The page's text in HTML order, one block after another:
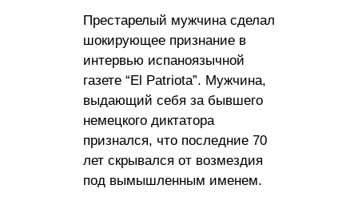
Престарелый мужчина сделал
шокирующее признание в
интервью испаноязычной
газете “El Patriota”. Мужчина,
выдающий себя за бывшего
немецкого диктатора
признался, что последние 70
лет скрывался от возмездия
под вымышленным именем.